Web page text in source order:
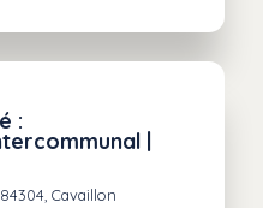
:
|
Cavaillon